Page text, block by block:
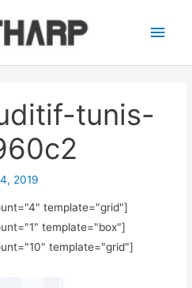
tunis-
2019
template="grid"]
template="box"]
template="grid"]